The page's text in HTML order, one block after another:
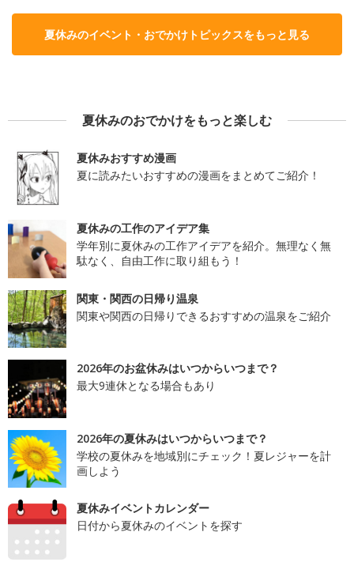
夏休みのイベント・おでかけトピックスをもっと見る
夏休みのおでかけをもっと楽しむ
夏休みおすすめ漫画
夏に読みたいおすすめの漫画をまとめてご紹介！
夏休みの工作のアイデア集
学年別に夏休みの工作アイデアを紹介。無理なく無
駄なく、自由工作に取り組もう！
関東・関西の日帰り温泉
関東や関西の日帰りできるおすすめの温泉をご紹介
2026年のお盆休みはいつからいつまで？
最大9連休となる場合もあり
2026年の夏休みはいつからいつまで？
学校の夏休みを地域別にチェック！夏レジャーを計
画しよう
夏休みイベントカレンダー
日付から夏休みのイベントを探す